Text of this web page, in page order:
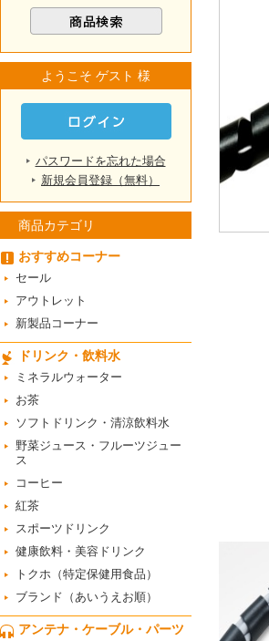
ようこそ ゲスト 様
パスワードを忘れた場合
新規会員登録（無料）
商品カテゴリ
おすすめコーナー
セール
アウトレット
新製品コーナー
ドリンク・飲料水
ミネラルウォーター
お茶
ソフトドリンク・清涼飲料水
野菜ジュース・フルーツジュー
ス
コーヒー
紅茶
スポーツドリンク
健康飲料・美容ドリンク
トクホ（特定保健用食品）
ブランド（あいうえお順）
アンテナ・ケーブル・パーツ